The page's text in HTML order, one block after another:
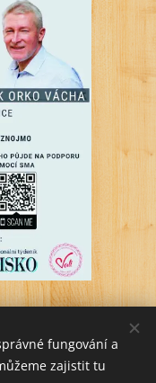
fungování a
zajistit tu